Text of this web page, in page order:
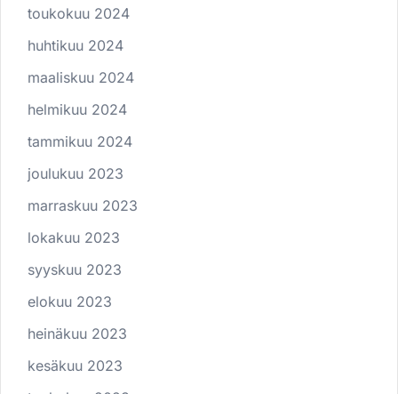
toukokuu 2024
huhtikuu 2024
maaliskuu 2024
helmikuu 2024
tammikuu 2024
joulukuu 2023
marraskuu 2023
lokakuu 2023
syyskuu 2023
elokuu 2023
heinäkuu 2023
kesäkuu 2023